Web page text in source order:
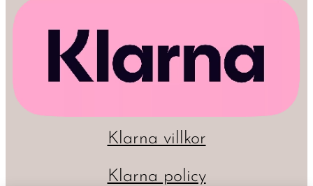
Klarna villkor
Klarna policy